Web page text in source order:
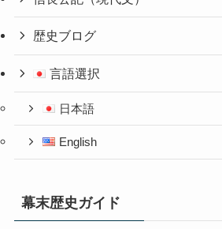
歴史ブログ
言語選択
日本語
English
幕末歴史ガイド